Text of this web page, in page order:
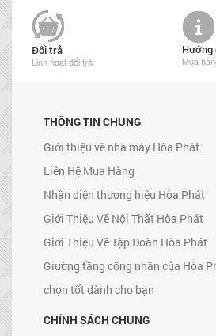
Đổi trả
Linh hoạt đổi trả
Hướng
Mua
THÔNG TIN CHUNG
Giới thiệu về nhà máy Hòa Phát
Liên Hệ Mua Hàng
Nhận diện thương hiệu Hòa Phát
Giới Thiệu Về Nội Thất Hòa Phát
Giới Thiệu Về Tập Đoàn Hòa Phát
Giường tầng công nhân của Hòa
chọn tốt dành cho bạn
CHÍNH SÁCH CHUNG